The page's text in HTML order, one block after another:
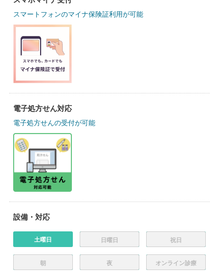
スマートフォンのマイナ保険証利用が可能
電子処方せん対応
電子処方せんの受付が可能
設備・対応
土曜日 日曜日 祝日
朝 夜 オンライン診療